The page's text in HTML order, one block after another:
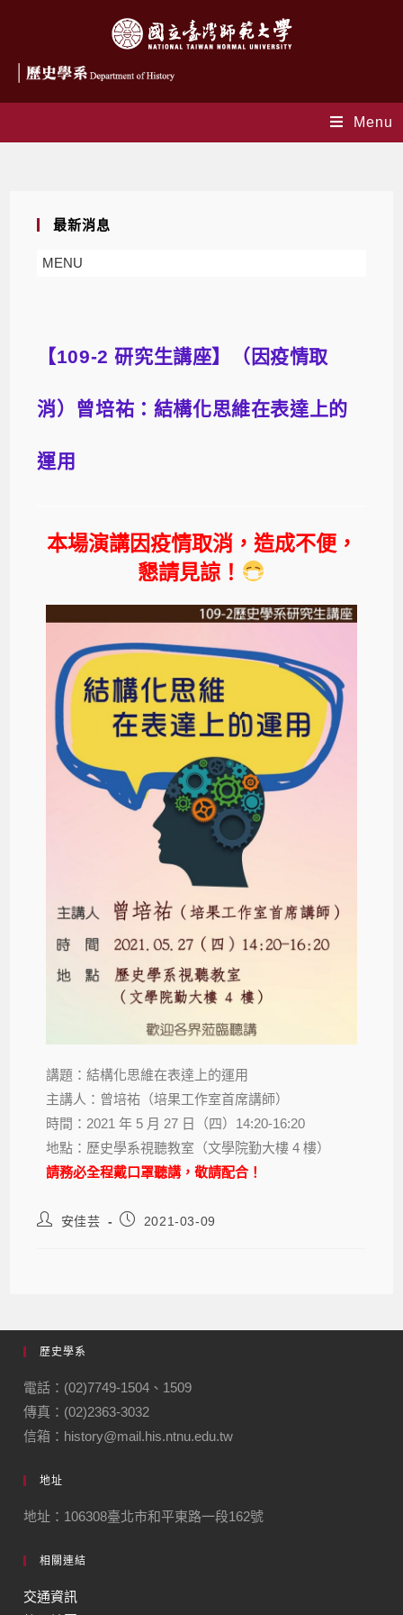
Menu
最新消息
MENU
【109-2 研究生講座】（因疫情取
消）曾培祐：結構化思維在表達上的
運用
本場演講因疫情取消，造成不便，
懇請見諒！
講題：結構化思維在表達上的運用
主講人：曾培祐（培果工作室首席講師）
時間：2021 年 5 月 27 日（四）14:20-16:20
地點：歷史學系視聽教室（文學院勤大樓 4 樓）
請務必全程戴口罩聽講，敬請配合！
安佳芸 2021-03-09
歷史學系
電話：(02)7749-1504、1509
傳真：(02)2363-3032
信箱：history@mail.his.ntnu.edu.tw
地址
地址：106308臺北市和平東路一段162號
相關連結
交通資訊